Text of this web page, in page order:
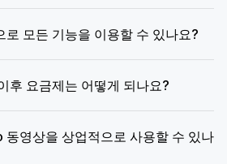
로 모든 기능을 이용할 수 있나요?
후 요금제는 어떻게 되나요?
영상을 상업적으로 사용할 수 있나